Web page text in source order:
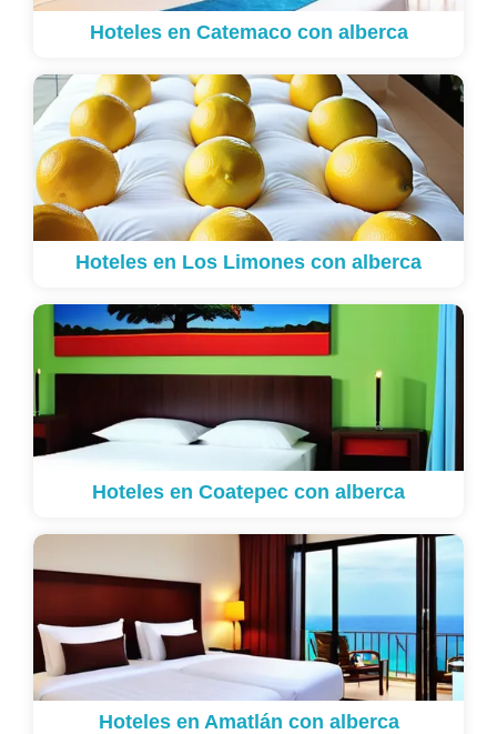
Hoteles en Catemaco con alberca
Hoteles en Los Limones con alberca
Hoteles en Coatepec con alberca
Hoteles en Amatlán con alberca